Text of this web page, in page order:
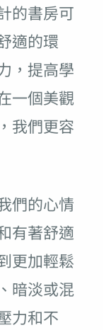
的書房可
適的環
，提高學
一個美觀
我們更容
們的心情
有著舒適
更加輕鬆
暗淡或混
力和不